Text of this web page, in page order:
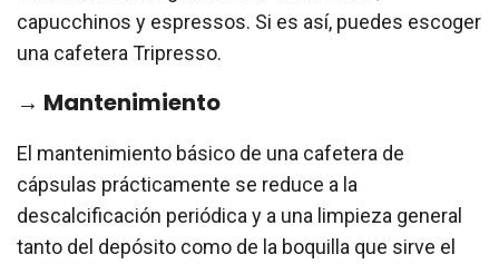
capucchinos y espressos. Si es así, puedes escoger
una cafetera Tripresso.
→ Mantenimiento
El mantenimiento básico de una cafetera de
cápsulas prácticamente se reduce a la
descalcificación periódica y a una limpieza general
tanto del depósito como de la boquilla que sirve el